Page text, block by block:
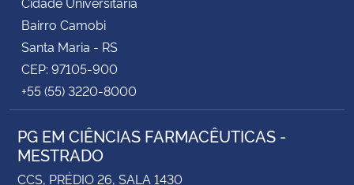
Bairro Camobi
Santa Maria - RS
CEP: 97105-900
+55 (55) 3220-8000
PG EM CIÊNCIAS FARMACÊUTICAS -
MESTRADO
CCS, PRÉDIO 26, SALA 1430